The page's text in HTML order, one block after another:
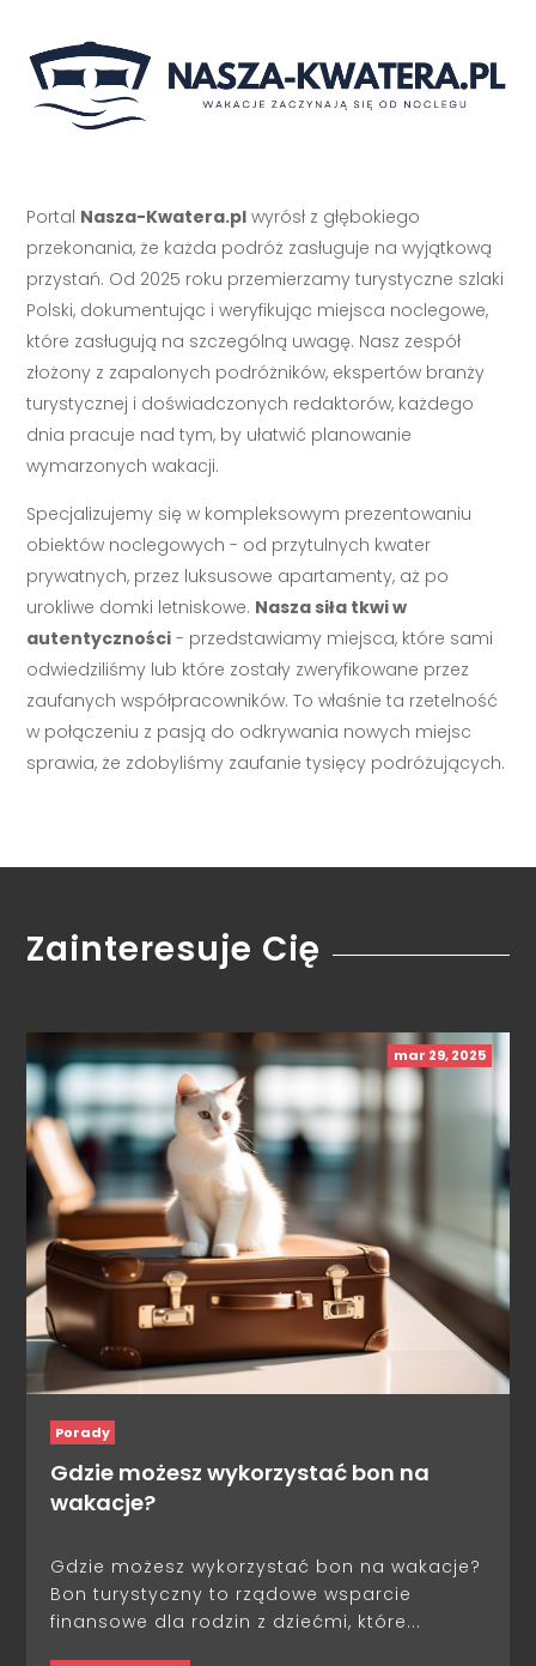
Portal Nasza-Kwatera.pl wyrósł z głębokiego
przekonania, że każda podróż zasługuje na wyjątkową
przystań. Od 2025 roku przemierzamy turystyczne szlaki
Polski, dokumentując i weryfikując miejsca noclegowe,
które zasługują na szczególną uwagę. Nasz zespół
złożony z zapalonych podróżników, ekspertów branży
turystycznej i doświadczonych redaktorów, każdego
dnia pracuje nad tym, by ułatwić planowanie
wymarzonych wakacji.
Specjalizujemy się w kompleksowym prezentowaniu
obiektów noclegowych - od przytulnych kwater
prywatnych, przez luksusowe apartamenty, aż po
urokliwe domki letniskowe. Nasza siła tkwi w
autentyczności - przedstawiamy miejsca, które sami
odwiedziliśmy lub które zostały zweryfikowane przez
zaufanych współpracowników. To właśnie ta rzetelność
w połączeniu z pasją do odkrywania nowych miejsc
sprawia, że zdobyliśmy zaufanie tysięcy podróżujących.
Zainteresuje Cię
mar 29, 2025
Porady
Gdzie możesz wykorzystać bon na
wakacje?
Gdzie możesz wykorzystać bon na wakacje?
Bon turystyczny to rządowe wsparcie
finansowe dla rodzin z dziećmi, które...